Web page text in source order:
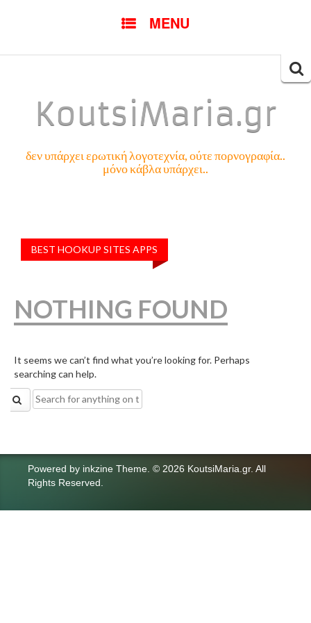
MENU
KoutsiMaria.gr
δεν υπάρχει ερωτική λογοτεχνία, ούτε πορνογραφία..
μόνο κάβλα υπάρχει..
BEST HOOKUP SITES APPS
NOTHING FOUND
It seems we can’t find what you’re looking for. Perhaps
searching can help.
Search
for:
Powered by inkzine Theme © 2026 KoutsiMaria.gr. All
Rights Reserved.